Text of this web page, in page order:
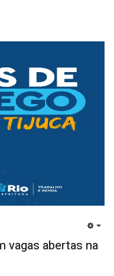
vagas abertas na